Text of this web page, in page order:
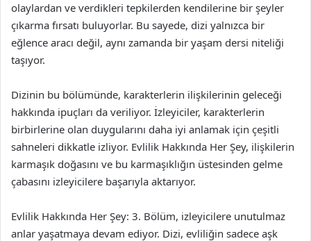
olaylardan ve verdikleri tepkilerden kendilerine bir şeyler
çıkarma fırsatı buluyorlar. Bu sayede, dizi yalnızca bir
eğlence aracı değil, aynı zamanda bir yaşam dersi niteliği
taşıyor.
Dizinin bu bölümünde, karakterlerin ilişkilerinin geleceği
hakkında ipuçları da veriliyor. İzleyiciler, karakterlerin
birbirlerine olan duygularını daha iyi anlamak için çeşitli
sahneleri dikkatle izliyor. Evlilik Hakkında Her Şey, ilişkilerin
karmaşık doğasını ve bu karmaşıklığın üstesinden gelme
çabasını izleyicilere başarıyla aktarıyor.
Evlilik Hakkında Her Şey: 3. Bölüm, izleyicilere unutulmaz
anlar yaşatmaya devam ediyor. Dizi, evliliğin sadece aşk